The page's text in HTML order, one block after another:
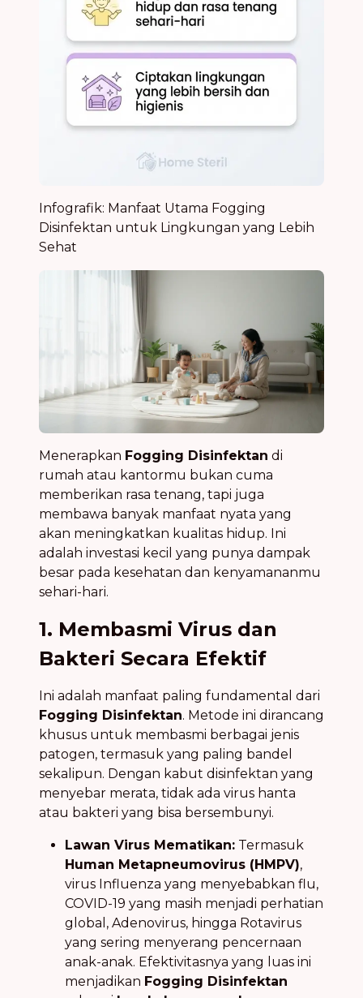
Infografik: Manfaat Utama Fogging
Disinfektan untuk Lingkungan yang Lebih
Sehat
Menerapkan Fogging Disinfektan di
rumah atau kantormu bukan cuma
memberikan rasa tenang, tapi juga
membawa banyak manfaat nyata yang
akan meningkatkan kualitas hidup. Ini
adalah investasi kecil yang punya dampak
besar pada kesehatan dan kenyamananmu
sehari-hari.
1. Membasmi Virus dan
Bakteri Secara Efektif
Ini adalah manfaat paling fundamental dari
Fogging Disinfektan. Metode ini dirancang
khusus untuk membasmi berbagai jenis
patogen, termasuk yang paling bandel
sekalipun. Dengan kabut disinfektan yang
menyebar merata, tidak ada virus hanta
atau bakteri yang bisa bersembunyi.
Lawan Virus Mematikan: Termasuk
Human Metapneumovirus (HMPV),
virus Influenza yang menyebabkan flu,
COVID-19 yang masih menjadi perhatian
global, Adenovirus, hingga Rotavirus
yang sering menyerang pencernaan
anak-anak. Efektivitasnya yang luas ini
menjadikan Fogging Disinfektan